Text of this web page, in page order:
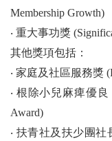
RRFC Daniel卸任感言
畫說扶輪
扶輪各種獎項(AWARDS)
印度聖人甘地（下）
Membership Growth)
‧ 重大事功獎
其他獎項包括：
‧ 家庭及社區服務獎
‧ 根除小兒麻痺優良
Award)
‧ 扶青社及扶少團社